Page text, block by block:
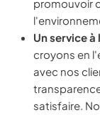
promouvoir
Un service
croyons en
avec nos
satisfaire.